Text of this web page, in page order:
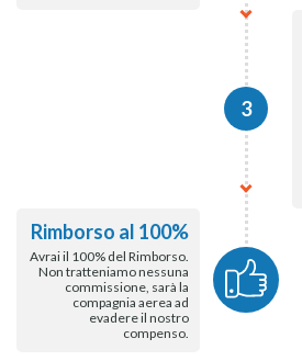
3
Rimborso al 100%
Avrai il 100% del Rimborso.
Non tratteniamo nessuna
commissione, sarà la
compagnia aerea ad
evadere il nostro
compenso.